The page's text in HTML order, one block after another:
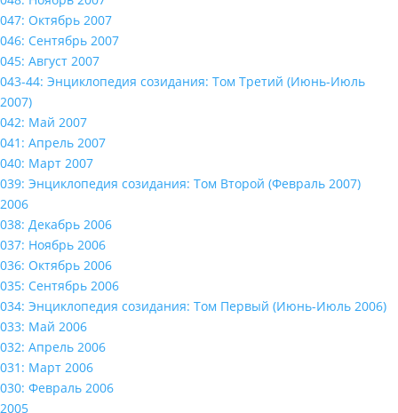
047: Октябрь 2007
046: Сентябрь 2007
045: Август 2007
043-44: Энциклопедия созидания: Том Третий (Июнь-Июль
2007)
042: Май 2007
041: Апрель 2007
040: Март 2007
039: Энциклопедия созидания: Том Второй (Февраль 2007)
2006
038: Декабрь 2006
037: Ноябрь 2006
036: Октябрь 2006
035: Сентябрь 2006
034: Энциклопедия созидания: Том Первый (Июнь-Июль 2006)
033: Май 2006
032: Апрель 2006
031: Март 2006
030: Февраль 2006
2005